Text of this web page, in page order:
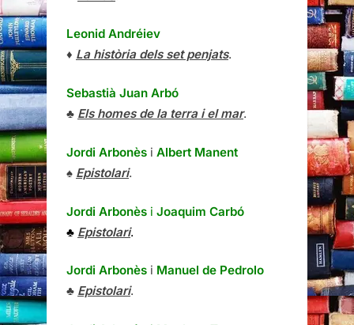
Leonid Andréiev
♦ La història dels set penjats.
Sebastià Juan Arbó
♣ Els homes de la terra i el mar.
Jordi Arbonès i Albert Manent
♠ Epistolari.
Jordi Arbonès i Joaquim Carbó
♣ Epistolari.
Jordi Arbonès i Manuel de Pedrolo
♣ Epistolari.